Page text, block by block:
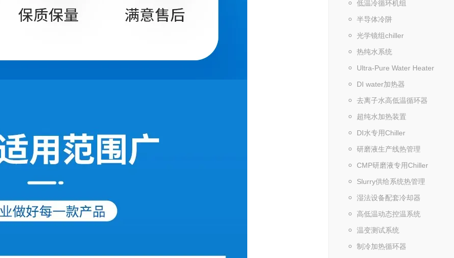
低温冷循环机组
半导体冷阱
光学镜组chiller
热纯水系统
Ultra-Pure Water Heater
DI water加热器
去离子水高低温循环器
超纯水加热装置
DI水专用Chiller
研磨液生产线热管理
CMP研磨液专用Chiller
Slurry供给系统热管理
湿法设备配套冷却器
高低温动态控温系统
温变测试系统
制冷加热循环器